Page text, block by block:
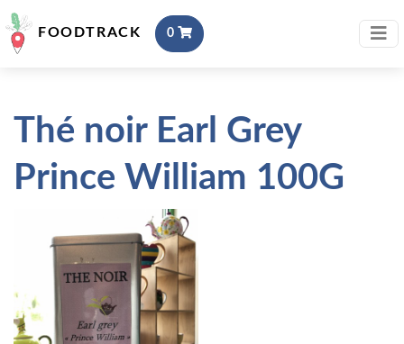
FOODTRACK 0
Thé noir Earl Grey
Prince William 100G